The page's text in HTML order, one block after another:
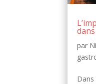
par
Dans